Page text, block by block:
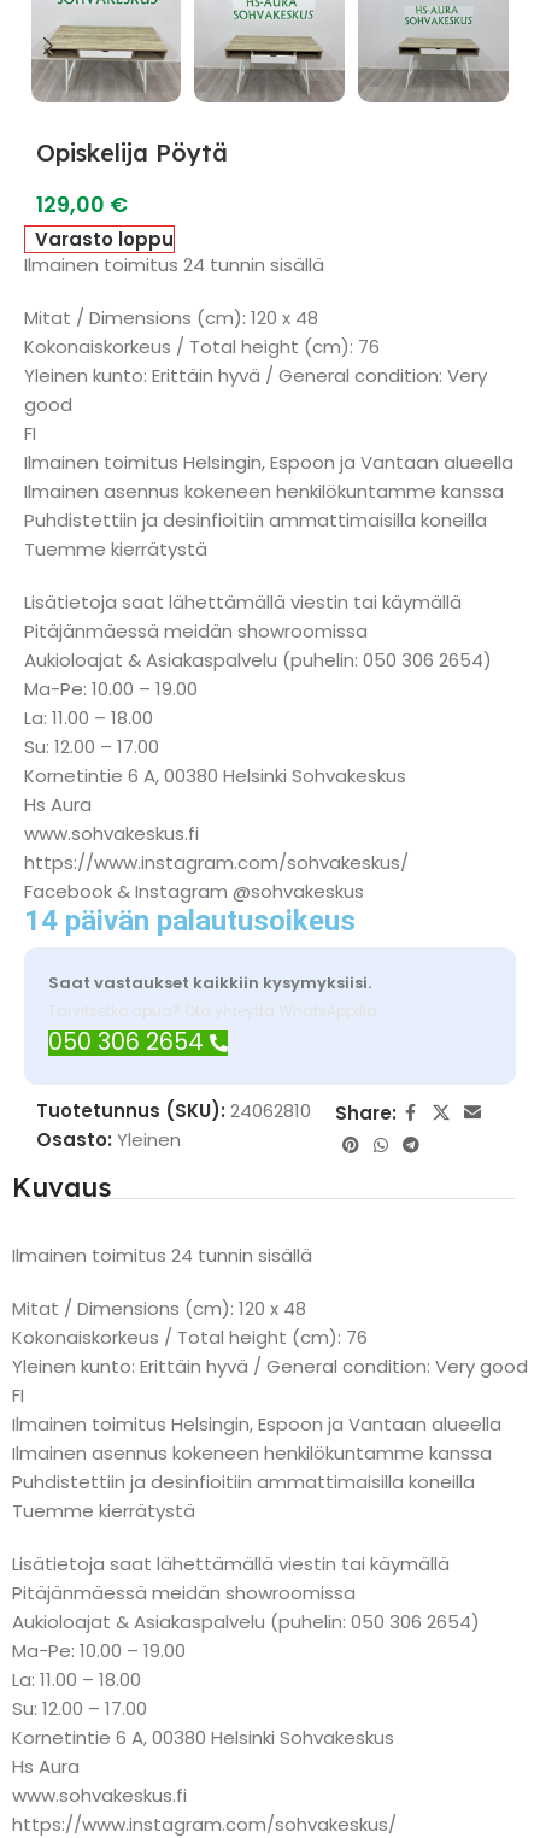
Opiskelija Pöytä
129,00 €
Varasto loppu
Ilmainen toimitus 24 tunnin sisällä
Mitat / Dimensions (cm): 120 x 48
Kokonaiskorkeus / Total height (cm): 76
Yleinen kunto: Erittäin hyvä / General condition: Very
good
FI
Ilmainen toimitus Helsingin, Espoon ja Vantaan alueella
Ilmainen asennus kokeneen henkilökuntamme kanssa
Puhdistettiin ja desinfioitiin ammattimaisilla koneilla
Tuemme kierrätystä
Lisätietoja saat lähettämällä viestin tai käymällä
Pitäjänmäessä meidän showroomissa
Aukioloajat & Asiakaspalvelu (puhelin: 050 306 2654)
Ma-Pe: 10.00 – 19.00
La: 11.00 – 18.00
Su: 12.00 – 17.00
Kornetintie 6 A, 00380 Helsinki Sohvakeskus
Hs Aura
www.sohvakeskus.fi
https://www.instagram.com/sohvakeskus/
Facebook & Instagram @sohvakeskus
14 päivän palautusoikeus
Saat vastaukset kaikkiin kysymyksiisi.
Tarvitsetko apua? Ota yhteyttä WhatsAppilla
050 306 2654
Tuotetunnus (SKU): 24062810
Osasto: Yleinen
Share:
Kuvaus
Ilmainen toimitus 24 tunnin sisällä
Mitat / Dimensions (cm): 120 x 48
Kokonaiskorkeus / Total height (cm): 76
Yleinen kunto: Erittäin hyvä / General condition: Very good
FI
Ilmainen toimitus Helsingin, Espoon ja Vantaan alueella
Ilmainen asennus kokeneen henkilökuntamme kanssa
Puhdistettiin ja desinfioitiin ammattimaisilla koneilla
Tuemme kierrätystä
Lisätietoja saat lähettämällä viestin tai käymällä
Pitäjänmäessä meidän showroomissa
Aukioloajat & Asiakaspalvelu (puhelin: 050 306 2654)
Ma-Pe: 10.00 – 19.00
La: 11.00 – 18.00
Su: 12.00 – 17.00
Kornetintie 6 A, 00380 Helsinki Sohvakeskus
Hs Aura
www.sohvakeskus.fi
https://www.instagram.com/sohvakeskus/